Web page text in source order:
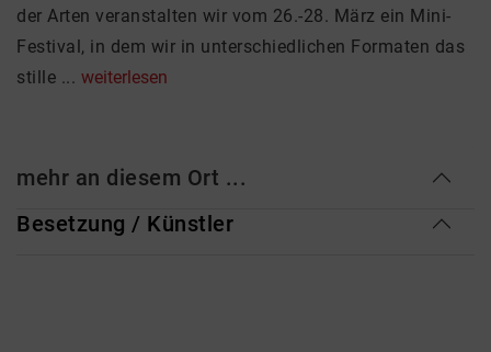
der Arten veranstalten wir vom 26.-28. März ein Mini-
Festival, in dem wir in unterschiedlichen Formaten das
stille ... weiterlesen
mehr an diesem Ort ...
Besetzung / Künstler